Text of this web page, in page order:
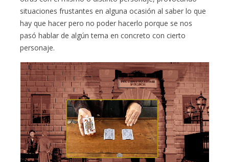
situaciones frustantes en alguna ocasión al saber lo que
hay que hacer pero no poder hacerlo porque se nos
pasó hablar de algún tema en concreto con cierto
personaje.